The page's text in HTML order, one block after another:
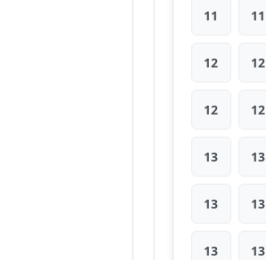
11 11
12 12
12 12
13 13
13 13
13 13